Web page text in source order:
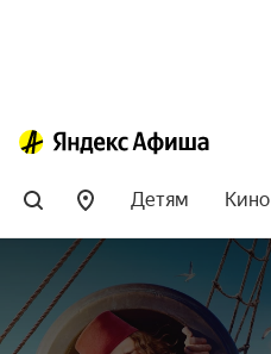
Детям Кино